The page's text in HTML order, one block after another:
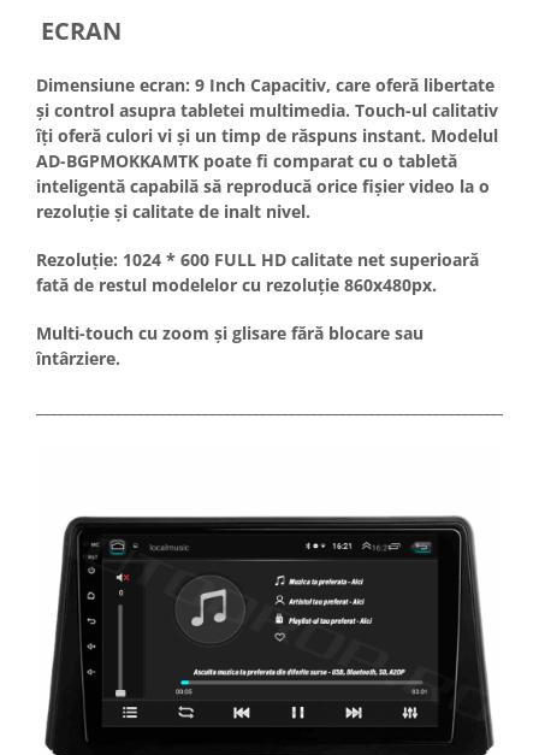
ECRAN
Dimensiune ecran: 9 Inch Capacitiv, care oferă libertate
și control asupra tabletei multimedia. Touch-ul calitativ
îți oferă culori vi și un timp de răspuns instant. Modelul
AD-BGPMOKKAMTK poate fi comparat cu o tabletă
inteligentă capabilă să reproducă orice fișier video la o
rezoluție și calitate de inalt nivel.
Rezoluție: 1024 * 600 FULL HD calitate net superioară
fată de restul modelelor cu rezoluție 860x480px.
Multi-touch cu zoom și glisare fără blocare sau
întârziere.